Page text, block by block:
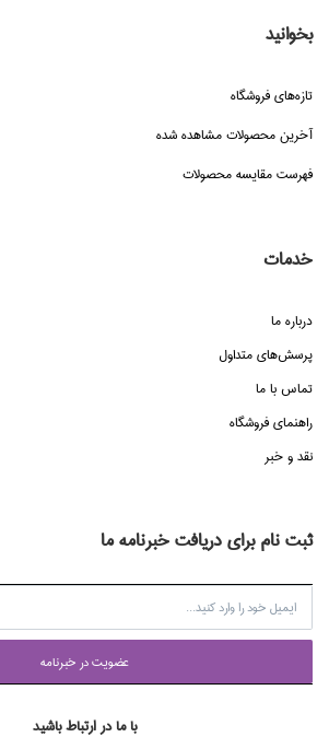
بخوانید
تازه‌هاي فروشگاه
آخرین محصولات مشاهده شده
فهرست مقایسه محصولات
خدمات
درباره ما
پرسش‌هاي متداول
تماس با ما
راهنماي فروشگاه
نقد و خبر
ثبت نام برای دریافت خبرنامه ما
عضويت در خبرنامه
با ما در ارتباط باشید